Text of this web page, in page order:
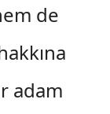
de
adam